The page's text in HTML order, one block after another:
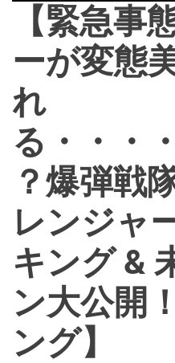
【緊急事
ーが変態
れ
る・・・
？爆弾戦
レンジャ
キング &
ン大公開
ング】